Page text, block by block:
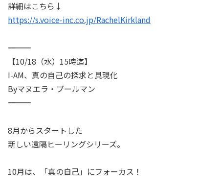
詳細はこちら↓
https://s.voice-inc.co.jp/RachelKirkland
――――――――――
【10/18（水）15時迄】
I-AM、真の自己の探求と具現化
Byマヌエラ・プールマン
――――――――――
8月からスタートした
新しい遠隔ヒーリングシリーズ。
10月は、「真の自己」にフォーカス！